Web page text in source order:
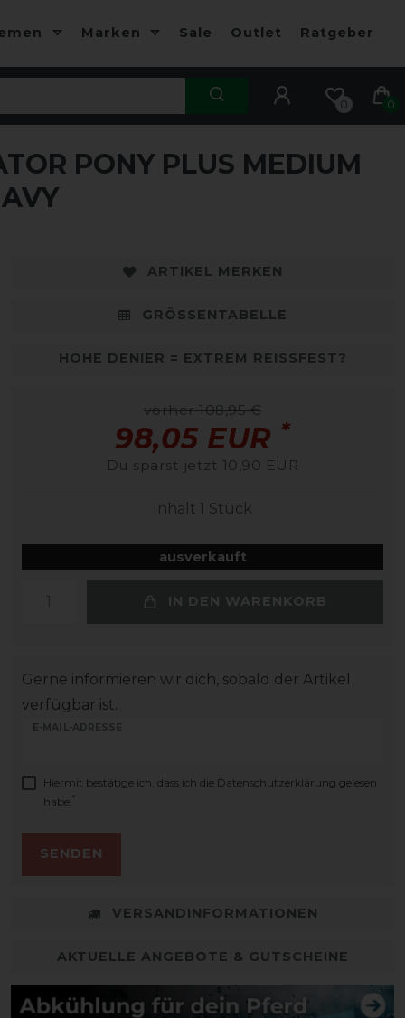
Marken Sale Outlet Ratgeber
0 0
PONY PLUS MEDIUM
ARTIKEL MERKEN
GRÖSSENTABELLE
HOHE DENIER = EXTREM REISSFEST?
vorher 108,95 €
98,05 EUR *
Du sparst jetzt 10,90 EUR
Inhalt 1 Stück
ausverkauft
IN DEN WARENKORB
Gerne informieren wir dich, sobald der Artikel
verfügbar ist.
E-MAIL-ADRESSE
Hiermit bestätige ich, dass ich die Daten­schutz­erklärung gelesen
habe. *
SENDEN
VERSANDINFORMATIONEN
AKTUELLE ANGEBOTE & GUTSCHEINE